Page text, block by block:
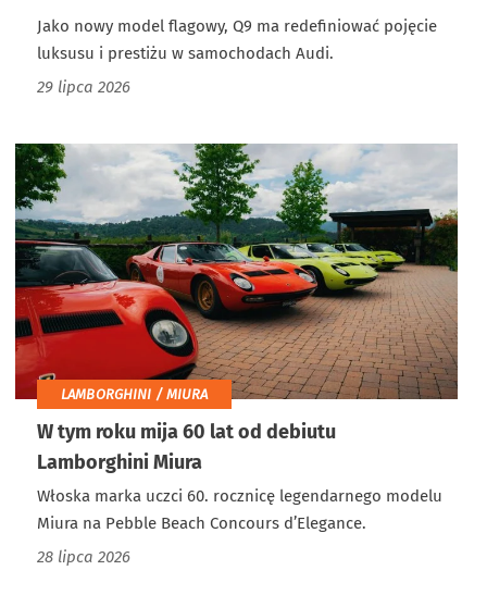
Jako nowy model flagowy, Q9 ma redefiniować pojęcie
luksusu i prestiżu w samochodach Audi.
29 lipca 2026
LAMBORGHINI / MIURA
W tym roku mija 60 lat od debiutu
Lamborghini Miura
Włoska marka uczci 60. rocznicę legendarnego modelu
Miura na Pebble Beach Concours d’Elegance.
28 lipca 2026